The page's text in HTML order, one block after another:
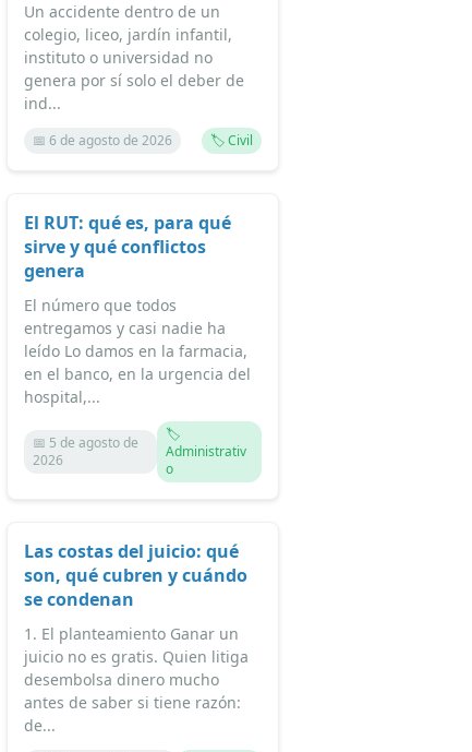
Un accidente dentro de un
colegio, liceo, jardín infantil,
instituto o universidad no
genera por sí solo el deber de
ind...
📅 6 de agosto de 2026 🏷️ Civil
El RUT: qué es, para qué
sirve y qué conflictos
genera
El número que todos
entregamos y casi nadie ha
leído Lo damos en la farmacia,
en el banco, en la urgencia del
hospital,...
📅 5 de agosto de
2026
🏷️
Administrativ
o
Las costas del juicio: qué
son, qué cubren y cuándo
se condenan
1. El planteamiento Ganar un
juicio no es gratis. Quien litiga
desembolsa dinero mucho
antes de saber si tiene razón:
de...